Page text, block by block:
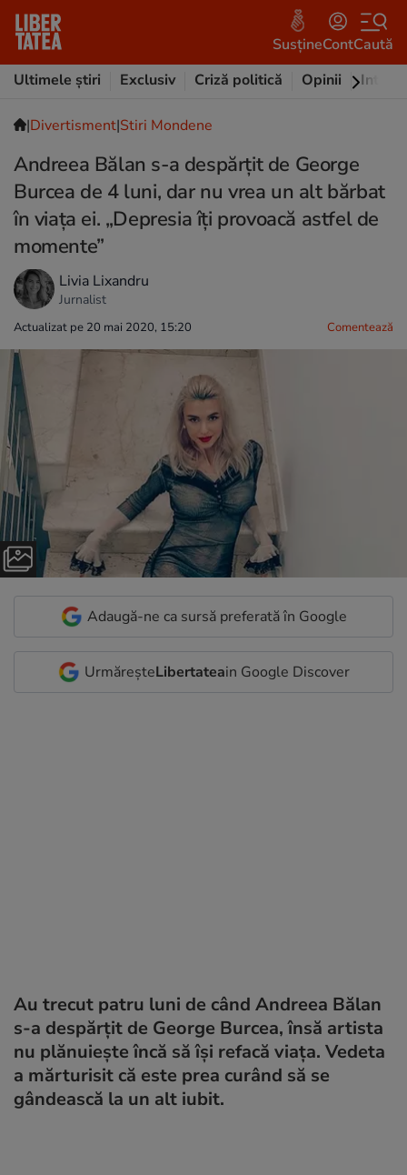
SusțineContCaută
Ultimele știri
Exclusiv Criză politică Opinii
|Divertisment|Stiri Mondene
Andreea Bălan s-a despărțit de George
Burcea de 4 luni, dar nu vrea un alt bărbat
în viața ei. „Depresia îți provoacă astfel de
momente”
Livia Lixandru
Jurnalist
Actualizat pe 20 mai 2020, 15:20 Comentează
Adaugă-ne ca sursă preferată în Google
UrmăreșteLibertateain Google Discover
Au trecut patru luni de când Andreea Bălan
s-a despărțit de George Burcea, însă artista
nu plănuiește încă să își refacă viața. Vedeta
a mărturisit că este prea curând să se
gândească la un alt iubit.